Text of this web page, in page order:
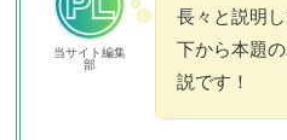
当サイト編集
部
長々と説明
下から本題
説です！